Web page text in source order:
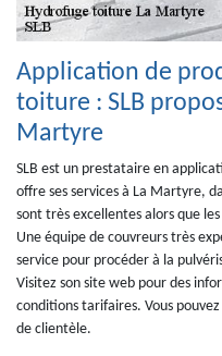
Application de
toiture : SLB
Martyre
SLB est un prestataire en
offre ses services à La Martyre,
sont très excellentes alors que
Une équipe de couvreurs très
service pour procéder à la
Visitez son site web pour des
conditions tarifaires. Vous
de clientèle.